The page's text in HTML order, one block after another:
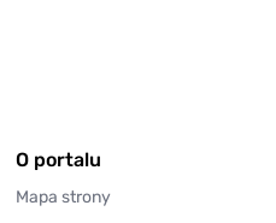
O portalu
Mapa strony